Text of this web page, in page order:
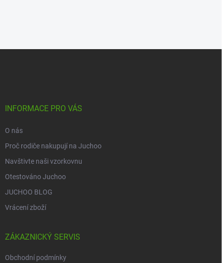
INFORMACE PRO VÁS
O nás
Proč rodiče nakupují na Juchoo
Navštivte naši vzorkovnu
Otestováno Juchoo
JUCHOO BLOG
Vrácení zboží
ZÁKAZNICKÝ SERVIS
Obchodní podmínky